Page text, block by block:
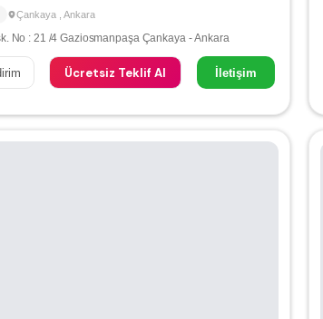
Çankaya ,Ankara
No : 21 /4 Gaziosmanpaşa Çankaya - Ankara
Ücretsiz Teklif Al İletişim